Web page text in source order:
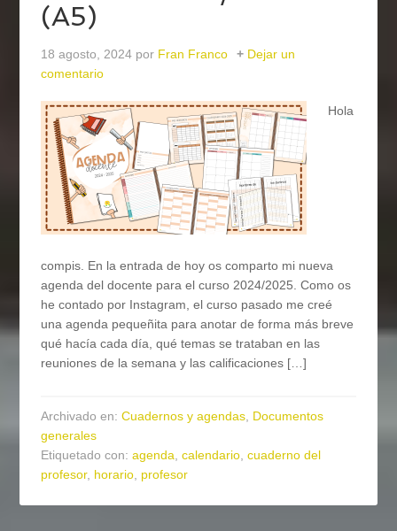
(A5)
18 agosto, 2024 por Fran Franco
Dejar un
comentario
Hola
compis. En la entrada de hoy os comparto mi nueva
agenda del docente para el curso 2024/2025. Como os
he contado por Instagram, el curso pasado me creé
una agenda pequeñita para anotar de forma más breve
qué hacía cada día, qué temas se trataban en las
reuniones de la semana y las calificaciones […]
Archivado en:Cuadernos y agendas, Documentos
generales
Etiquetado con:agenda,calendario,cuaderno del
profesor, horario, profesor